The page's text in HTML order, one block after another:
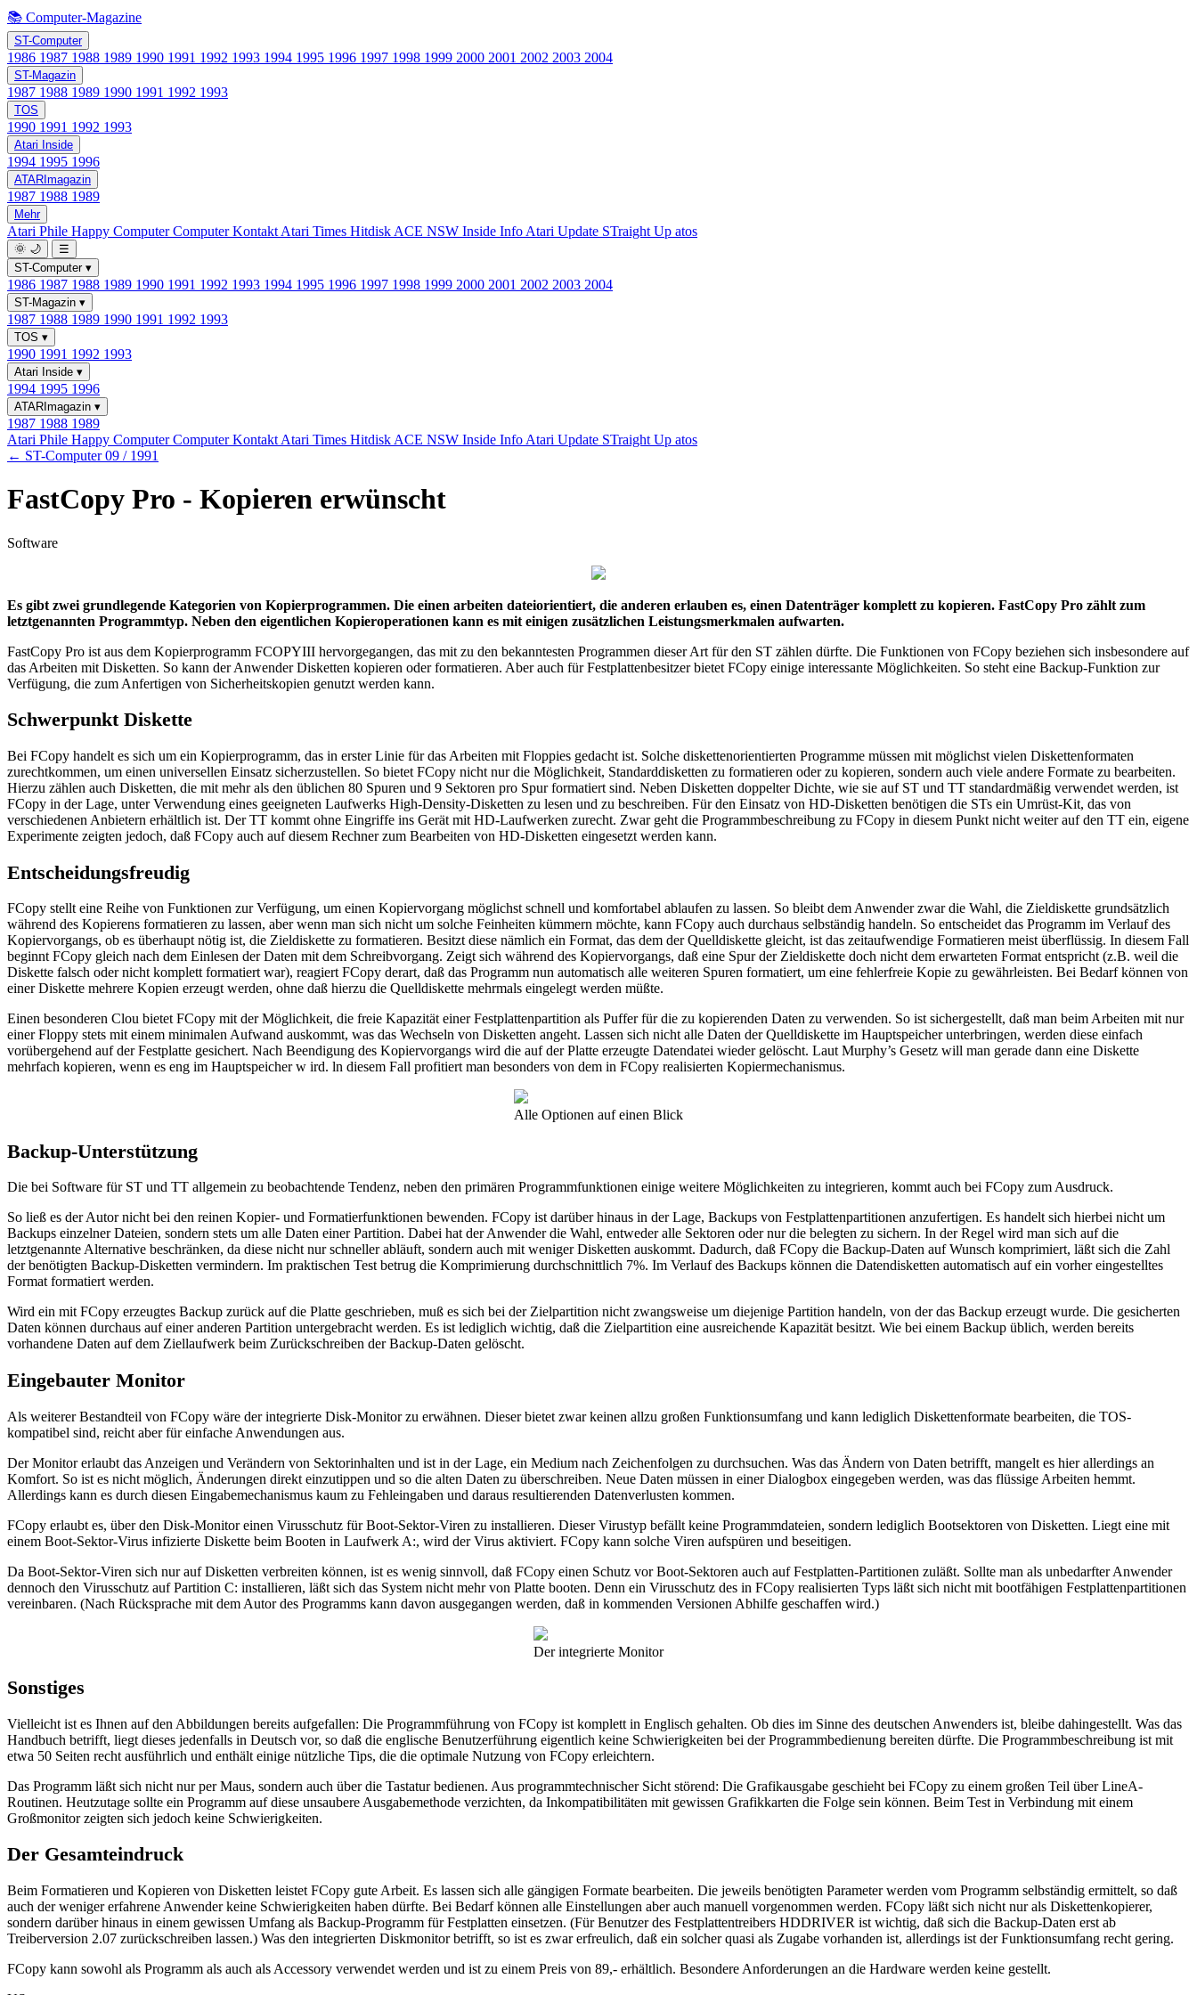
📚 Computer-Magazine
ST-Computer
1986 1987 1988 1989 1990 1991 1992 1993 1994 1995 1996 1997 1998 1999 2000 2001 2002 2003 2004
ST-Magazin
1987 1988 1989 1990 1991 1992 1993
TOS
1990 1991 1992 1993
Atari Inside
1994 1995 1996
ATARImagazin
1987 1988 1989
Mehr
Atari Phile Happy ComputerComputer Kontakt Atari Times Hitdisk ACE NSW Inside Info Atari Update STraight Up atos
🌞 🌙
☰
ST-Computer ▾
1986 1987 1988 1989 1990 1991 1992 1993 1994 1995 1996 1997 1998 1999 2000 2001 2002 2003 2004
ST-Magazin ▾
1987 1988 1989 1990 1991 1992 1993
TOS ▾
1990 1991 1992 1993
Atari Inside ▾
1994 1995 1996
ATARImagazin ▾
1987 1988 1989
Atari Phile Happy ComputerComputer Kontakt Atari Times Hitdisk ACE NSW Inside Info Atari Update STraight Up atos
← ST-Computer 09 / 1991
FastCopy Pro - Kopieren erwünscht
Software
Es gibt zwei grundlegende Kategorien von Kopierprogrammen. Die einen arbeiten dateiorientiert, die anderen erlauben es, einen Datenträger komplett zu kopieren. FastCopy Pro zählt zum
letztgenannten Programmtyp. Neben den eigentlichen Kopieroperationen kann es mit einigen zusätzlichen Leistungsmerkmalen aufwarten.
FastCopy Pro ist aus dem Kopierprogramm FCOPYIII hervorgegangen, das mit zu den bekanntesten Programmen dieser Art für den ST zählen dürfte. Die Funktionen von FCopy beziehen sich insbesondere auf
das Arbeiten mit Disketten. So kann der Anwender Disketten kopieren oder formatieren. Aber auch für Festplattenbesitzer bietet FCopy einige interessante Möglichkeiten. So steht eine Backup-Funktion zur
Verfügung, die zum Anfertigen von Sicherheitskopien genutzt werden kann.
Schwerpunkt Diskette
Bei FCopy handelt es sich um ein Kopierprogramm, das in erster Linie für das Arbeiten mit Floppies gedacht ist. Solche diskettenorientierten Programme müssen mit möglichst vielen Diskettenformaten
zurechtkommen, um einen universellen Einsatz sicherzustellen. So bietet FCopy nicht nur die Möglichkeit, Standarddisketten zu formatieren oder zu kopieren, sondern auch viele andere Formate zu bearbeiten.
Hierzu zählen auch Disketten, die mit mehr als den üblichen 80 Spuren und 9 Sektoren pro Spur formatiert sind. Neben Disketten doppelter Dichte, wie sie auf ST und TT standardmäßig verwendet werden, ist
FCopy in der Lage, unter Verwendung eines geeigneten Laufwerks High-Density-Disketten zu lesen und zu beschreiben. Für den Einsatz von HD-Disketten benötigen die STs ein Umrüst-Kit, das von
verschiedenen Anbietern erhältlich ist. Der TT kommt ohne Eingriffe ins Gerät mit HD-Laufwerken zurecht. Zwar geht die Programmbeschreibung zu FCopy in diesem Punkt nicht weiter auf den TT ein, eigene
Experimente zeigten jedoch, daß FCopy auch auf diesem Rechner zum Bearbeiten von HD-Disketten eingesetzt werden kann.
Entscheidungsfreudig
FCopy stellt eine Reihe von Funktionen zur Verfügung, um einen Kopiervorgang möglichst schnell und komfortabel ablaufen zu lassen. So bleibt dem Anwender zwar die Wahl, die Zieldiskette grundsätzlich
während des Kopierens formatieren zu lassen, aber wenn man sich nicht um solche Feinheiten kümmern möchte, kann FCopy auch durchaus selbständig handeln. So entscheidet das Programm im Verlauf des
Kopiervorgangs, ob es überhaupt nötig ist, die Zieldiskette zu formatieren. Besitzt diese nämlich ein Format, das dem der Quelldiskette gleicht, ist das zeitaufwendige Formatieren meist überflüssig. In diesem Fall
beginnt FCopy gleich nach dem Einlesen der Daten mit dem Schreibvorgang. Zeigt sich während des Kopiervorgangs, daß eine Spur der Zieldiskette doch nicht dem erwarteten Format entspricht (z.B. weil die
Diskette falsch oder nicht komplett formatiert war), reagiert FCopy derart, daß das Programm nun automatisch alle weiteren Spuren formatiert, um eine fehlerfreie Kopie zu gewährleisten. Bei Bedarf können von
einer Diskette mehrere Kopien erzeugt werden, ohne daß hierzu die Quelldiskette mehrmals eingelegt werden müßte.
Einen besonderen Clou bietet FCopy mit der Möglichkeit, die freie Kapazität einer Festplattenpartition als Puffer für die zu kopierenden Daten zu verwenden. So ist sichergestellt, daß man beim Arbeiten mit nur
einer Floppy stets mit einem minimalen Aufwand auskommt, was das Wechseln von Disketten angeht. Lassen sich nicht alle Daten der Quelldiskette im Hauptspeicher unterbringen, werden diese einfach
vorübergehend auf der Festplatte gesichert. Nach Beendigung des Kopiervorgangs wird die auf der Platte erzeugte Datendatei wieder gelöscht. Laut Murphy’s Gesetz will man gerade dann eine Diskette
mehrfach kopieren, wenn es eng im Hauptspeicher w ird. ln diesem Fall profitiert man besonders von dem in FCopy realisierten Kopiermechanismus.
Alle Optionen auf einen Blick
Backup-Unterstützung
Die bei Software für ST und TT allgemein zu beobachtende Tendenz, neben den primären Programmfunktionen einige weitere Möglichkeiten zu integrieren, kommt auch bei FCopy zum Ausdruck.
So ließ es der Autor nicht bei den reinen Kopier- und Formatierfunktionen bewenden. FCopy ist darüber hinaus in der Lage, Backups von Festplattenpartitionen anzufertigen. Es handelt sich hierbei nicht um
Backups einzelner Dateien, sondern stets um alle Daten einer Partition. Dabei hat der Anwender die Wahl, entweder alle Sektoren oder nur die belegten zu sichern. In der Regel wird man sich auf die
letztgenannte Alternative beschränken, da diese nicht nur schneller abläuft, sondern auch mit weniger Disketten auskommt. Dadurch, daß FCopy die Backup-Daten auf Wunsch komprimiert, läßt sich die Zahl
der benötigten Backup-Disketten vermindern. Im praktischen Test betrug die Komprimierung durchschnittlich 7%. Im Verlauf des Backups können die Datendisketten automatisch auf ein vorher eingestelltes
Format formatiert werden.
Wird ein mit FCopy erzeugtes Backup zurück auf die Platte geschrieben, muß es sich bei der Zielpartition nicht zwangsweise um diejenige Partition handeln, von der das Backup erzeugt wurde. Die gesicherten
Daten können durchaus auf einer anderen Partition untergebracht werden. Es ist lediglich wichtig, daß die Zielpartition eine ausreichende Kapazität besitzt. Wie bei einem Backup üblich, werden bereits
vorhandene Daten auf dem Ziellaufwerk beim Zurückschreiben der Backup-Daten gelöscht.
Eingebauter Monitor
Als weiterer Bestandteil von FCopy wäre der integrierte Disk-Monitor zu erwähnen. Dieser bietet zwar keinen allzu großen Funktionsumfang und kann lediglich Diskettenformate bearbeiten, die TOS-
kompatibel sind, reicht aber für einfache Anwendungen aus.
Der Monitor erlaubt das Anzeigen und Verändern von Sektorinhalten und ist in der Lage, ein Medium nach Zeichenfolgen zu durchsuchen. Was das Ändern von Daten betrifft, mangelt es hier allerdings an
Komfort. So ist es nicht möglich, Änderungen direkt einzutippen und so die alten Daten zu überschreiben. Neue Daten müssen in einer Dialogbox eingegeben werden, was das flüssige Arbeiten hemmt.
Allerdings kann es durch diesen Eingabemechanismus kaum zu Fehleingaben und daraus resultierenden Datenverlusten kommen.
FCopy erlaubt es, über den Disk-Monitor einen Virusschutz für Boot-Sektor-Viren zu installieren. Dieser Virustyp befällt keine Programmdateien, sondern lediglich Bootsektoren von Disketten. Liegt eine mit
einem Boot-Sektor-Virus infizierte Diskette beim Booten in Laufwerk A:, wird der Virus aktiviert. FCopy kann solche Viren aufspüren und beseitigen.
Da Boot-Sektor-Viren sich nur auf Disketten verbreiten können, ist es wenig sinnvoll, daß FCopy einen Schutz vor Boot-Sektoren auch auf Festplatten-Partitionen zuläßt. Sollte man als unbedarfter Anwender
dennoch den Virusschutz auf Partition C: installieren, läßt sich das System nicht mehr von Platte booten. Denn ein Virusschutz des in FCopy realisierten Typs läßt sich nicht mit bootfähigen Festplattenpartitionen
vereinbaren. (Nach Rücksprache mit dem Autor des Programms kann davon ausgegangen werden, daß in kommenden Versionen Abhilfe geschaffen wird.)
Der integrierte Monitor
Sonstiges
Vielleicht ist es Ihnen auf den Abbildungen bereits aufgefallen: Die Programmführung von FCopy ist komplett in Englisch gehalten. Ob dies im Sinne des deutschen Anwenders ist, bleibe dahingestellt. Was das
Handbuch betrifft, liegt dieses jedenfalls in Deutsch vor, so daß die englische Benutzerführung eigentlich keine Schwierigkeiten bei der Programmbedienung bereiten dürfte. Die Programmbeschreibung ist mit
etwa 50 Seiten recht ausführlich und enthält einige nützliche Tips, die die optimale Nutzung von FCopy erleichtern.
Das Programm läßt sich nicht nur per Maus, sondern auch über die Tastatur bedienen. Aus programmtechnischer Sicht störend: Die Grafikausgabe geschieht bei FCopy zu einem großen Teil über LineA-
Routinen. Heutzutage sollte ein Programm auf diese unsaubere Ausgabemethode verzichten, da Inkompatibilitäten mit gewissen Grafikkarten die Folge sein können. Beim Test in Verbindung mit einem
Großmonitor zeigten sich jedoch keine Schwierigkeiten.
Der Gesamteindruck
Beim Formatieren und Kopieren von Disketten leistet FCopy gute Arbeit. Es lassen sich alle gängigen Formate bearbeiten. Die jeweils benötigten Parameter werden vom Programm selbständig ermittelt, so daß
auch der weniger erfahrene Anwender keine Schwierigkeiten haben dürfte. Bei Bedarf können alle Einstellungen aber auch manuell vorgenommen werden. FCopy läßt sich nicht nur als Diskettenkopierer,
sondern darüber hinaus in einem gewissen Umfang als Backup-Programm für Festplatten einsetzen. (Für Benutzer des Festplattentreibers HDDRIVER ist wichtig, daß sich die Backup-Daten erst ab
Treiberversion 2.07 zurückschreiben lassen.) Was den integrierten Diskmonitor betrifft, so ist es zwar erfreulich, daß ein solcher quasi als Zugabe vorhanden ist, allerdings ist der Funktionsumfang recht gering.
FCopy kann sowohl als Programm als auch als Accessory verwendet werden und ist zu einem Preis von 89,- erhältlich. Besondere Anforderungen an die Hardware werden keine gestellt.